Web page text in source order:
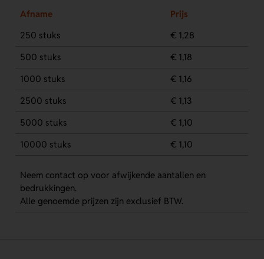
Afname
Prijs
250 stuks
€ 1,28
500 stuks
€ 1,18
1000 stuks
€ 1,16
2500 stuks
€ 1,13
5000 stuks
€ 1,10
10000 stuks
€ 1,10
Neem contact op voor afwijkende aantallen en
bedrukkingen.
Alle genoemde prijzen zijn exclusief BTW.